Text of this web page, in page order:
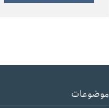
موضوعات